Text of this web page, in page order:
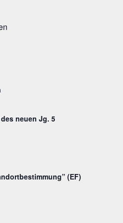
neuen Jg. 5
(EF)